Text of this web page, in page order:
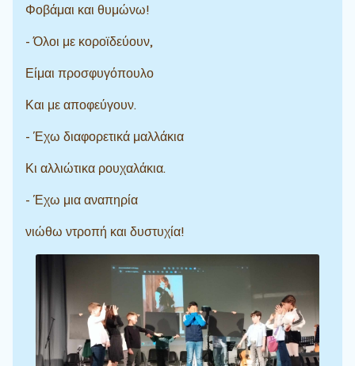
Φοβάμαι και θυμώνω!
- Όλοι με κοροϊδεύουν,
Είμαι προσφυγόπουλο
Και με αποφεύγουν.
- Έχω διαφορετικά μαλλάκια
Κι αλλιώτικα ρουχαλάκια.
- Έχω μια αναπηρία
νιώθω ντροπή και δυστυχία!